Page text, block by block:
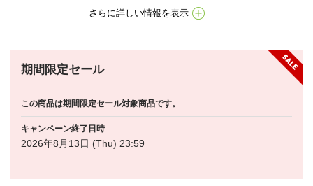
さらに詳しい情報を表示
期間限定セール
この商品は期間限定セール対象商品です。
キャンペーン終了日時
2026年8月13日 (Thu) 23:59